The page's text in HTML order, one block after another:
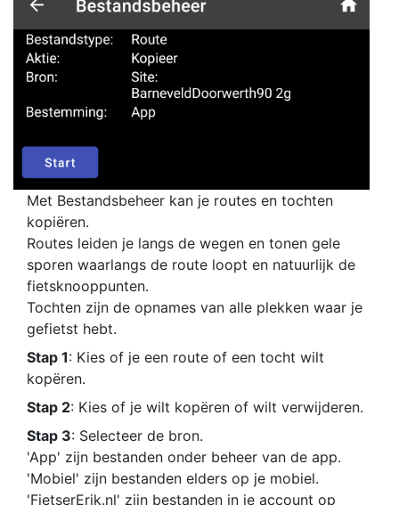
Met Bestandsbeheer kan je routes en tochten
kopiëren.
Routes leiden je langs de wegen en tonen gele
sporen waarlangs de route loopt en natuurlijk de
fietsknooppunten.
Tochten zijn de opnames van alle plekken waar je
gefietst hebt.
Stap 1: Kies of je een route of een tocht wilt
kopëren.
Stap 2: Kies of je wilt kopëren of wilt verwijderen.
Stap 3: Selecteer de bron.
'App' zijn bestanden onder beheer van de app.
'Mobiel' zijn bestanden elders op je mobiel.
'FietserErik.nl' zijn bestanden in je account op